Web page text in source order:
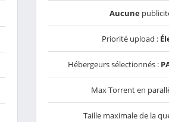
Aucune
Priorité upload :
Hébergeurs sélectionnés :
Max Torrent en
Taille maximale de la